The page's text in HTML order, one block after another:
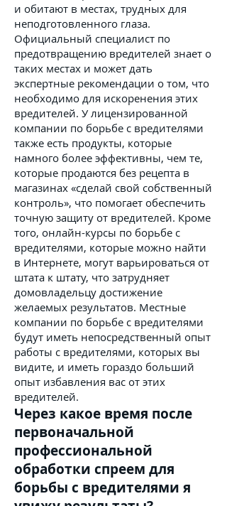
и обитают в местах, трудных для
неподготовленного глаза.
Официальный специалист по
предотвращению вредителей знает о
таких местах и ​​может дать
экспертные рекомендации о том, что
необходимо для искоренения этих
вредителей. У лицензированной
компании по борьбе с вредителями
также есть продукты, которые
намного более эффективны, чем те,
которые продаются без рецепта в
магазинах «сделай свой собственный
контроль», что помогает обеспечить
точную защиту от вредителей. Кроме
того, онлайн-курсы по борьбе с
вредителями, которые можно найти
в Интернете, могут варьироваться от
штата к штату, что затрудняет
домовладельцу достижение
желаемых результатов. Местные
компании по борьбе с вредителями
будут иметь непосредственный опыт
работы с вредителями, которых вы
видите, и иметь гораздо больший
опыт избавления вас от этих
вредителей.
Через какое время после
первоначальной
профессиональной
обработки спреем для
борьбы с вредителями я